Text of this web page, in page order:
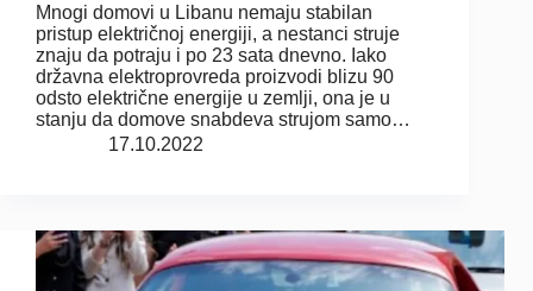
Mnogi domovi u Libanu nemaju stabilan
pristup električnoj energiji, a nestanci struje
znaju da potraju i po 23 sata dnevno. Iako
državna elektroprovreda proizvodi blizu 90
odsto električne energije u zemlji, ona je u
stanju da domove snabdeva strujom samo…
17.10.2022